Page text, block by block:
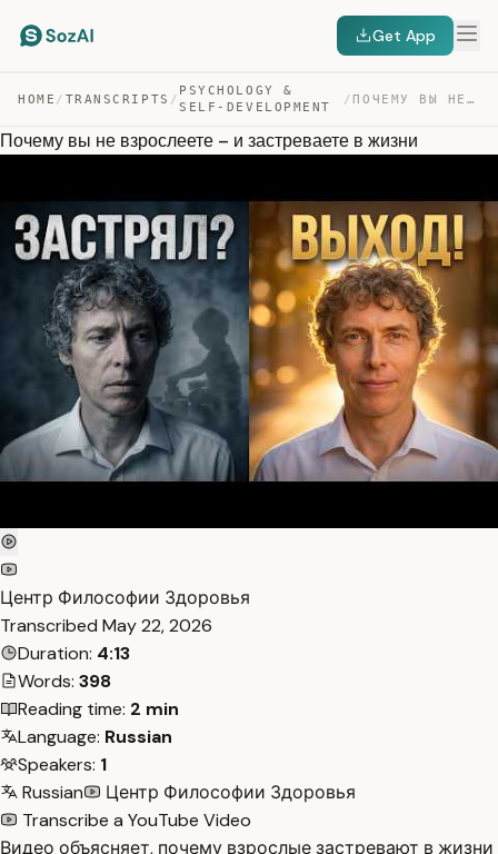
Get App
HOME / TRANSCRIPTS /
PSYCHOLOGY &
SELF-DEVELOPMENT
/ ПОЧЕМУ ВЫ НЕ ВЗРОСЛЕЕТЕ – И ЗАСТРЕВАЕТЕ В ЖИЗНИ — TRANSCRIPT
Почему вы не взрослеете – и застреваете в жизни
Центр Философии Здоровья
Transcribed May 22, 2026
Duration: 4:13
Words: 398
Reading time: 2 min
Language: Russian
Speakers: 1
Russian
Центр Философии Здоровья
Transcribe a YouTube Video
Видео объясняет, почему взрослые застревают в жизни